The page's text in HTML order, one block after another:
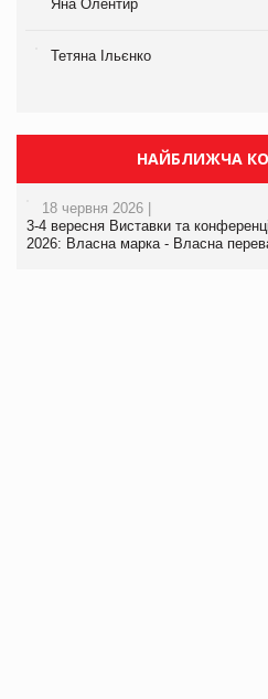
Яна Олентир
Тетяна Ільєнко
НАЙБЛИЖЧА
18 червня 2026 |
3-4 вересня Виставки та
2026: Власна марка - Власна